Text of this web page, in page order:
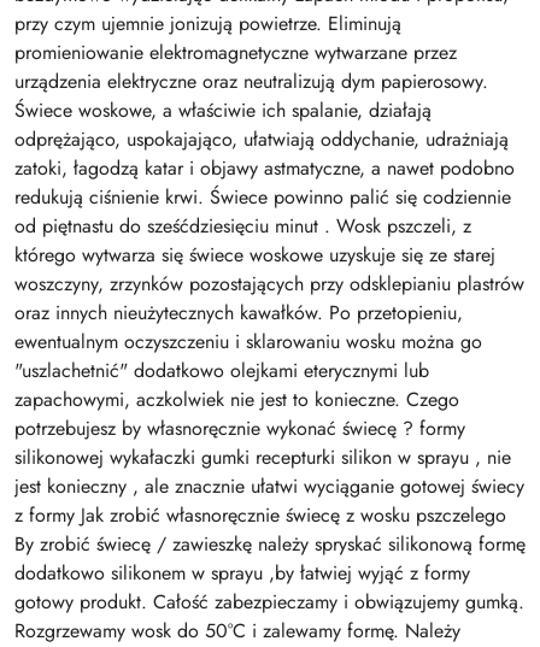
przy czym ujemnie jonizują powietrze. Eliminują
promieniowanie elektromagnetyczne wytwarzane przez
urządzenia elektryczne oraz neutralizują dym papierosowy.
Świece woskowe, a właściwie ich spalanie, działają
odprężająco, uspokajająco, ułatwiają oddychanie, udrażniają
zatoki, łagodzą katar i objawy astmatyczne, a nawet podobno
redukują ciśnienie krwi. Świece powinno palić się codziennie
od piętnastu do sześćdziesięciu minut . Wosk pszczeli, z
którego wytwarza się świece woskowe uzyskuje się ze starej
woszczyny, zrzynków pozostających przy odsklepianiu plastrów
oraz innych nieużytecznych kawałków. Po przetopieniu,
ewentualnym oczyszczeniu i sklarowaniu wosku można go
"uszlachetnić" dodatkowo olejkami eterycznymi lub
zapachowymi, aczkolwiek nie jest to konieczne. Czego
potrzebujesz by własnoręcznie wykonać świecę ? formy
silikonowej wykałaczki gumki recepturki silikon w sprayu , nie
jest konieczny , ale znacznie ułatwi wyciąganie gotowej świecy
z formy Jak zrobić własnoręcznie świecę z wosku pszczelego
By zrobić świecę / zawieszkę należy spryskać silikonową formę
dodatkowo silikonem w sprayu ,by łatwiej wyjąć z formy
gotowy produkt. Całość zabezpieczamy i obwiązujemy gumką.
Rozgrzewamy wosk do 50°C i zalewamy formę. Należy